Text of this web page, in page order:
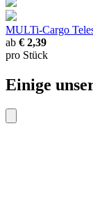
MULTi-Cargo
ab € 2,39
pro Stück
Einige